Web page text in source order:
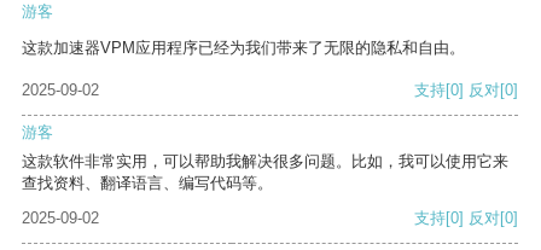
游客
这款加速器VPM应用程序已经为我们带来了无限的隐私和自由。
2025-09-02 支持[0] 反对[0]
游客
这款软件非常实用，可以帮助我解决很多问题。比如，我可以使用它来
查找资料、翻译语言、编写代码等。
2025-09-02
支持[0] 反对[0]